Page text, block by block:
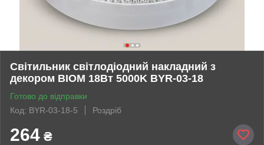
Світильник світлодіодний накладний з
декором BIOM 18Вт 5000K BYR-03-18
Готово до відправки
Код: BYR-03-18-5
Роздріб
264 ₴